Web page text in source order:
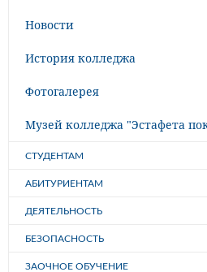
Новости
История колледжа
Фотогалерея
Музей колледжа "Эстафета
СТУДЕНТАМ
АБИТУРИЕНТАМ
ДЕЯТЕЛЬНОСТЬ
БЕЗОПАСНОСТЬ
ЗАОЧНОЕ ОБУЧЕНИЕ